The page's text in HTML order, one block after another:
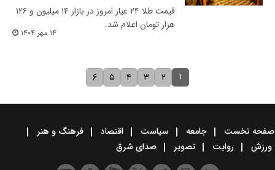
قیمت طلا ۲۴ عیار امروز در بازار ۱۴ میلیون و ۱۲۶
هزار تومان اعلام شد.
۱۴ مهر ۱۴۰۴
۱ ۲ ۳ ۴ ۵ ۶
صفحه نخست جامعه سیاست اقتصاد
فرهنگ و هنر
ورزش
روایت تصویر صدای شرق